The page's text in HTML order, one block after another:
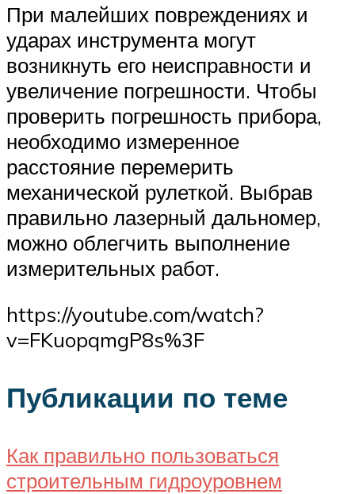
При малейших повреждениях и
ударах инструмента могут
возникнуть его неисправности и
увеличение погрешности. Чтобы
проверить погрешность прибора,
необходимо измеренное
расстояние перемерить
механической рулеткой. Выбрав
правильно лазерный дальномер,
можно облегчить выполнение
измерительных работ.
https://youtube.com/watch?
v=FKuopqmgP8s%3F
Публикации по теме
Как правильно пользоваться
строительным гидроуровнем